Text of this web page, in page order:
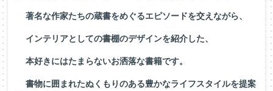
著名な作家たちの蔵書をめぐるエピソードを交えながら、
インテリアとしての書棚のデザインを紹介した、
本好きにはたまらないお洒落な書籍です。
書物に囲まれたぬくもりのある豊かなライフスタイルを提案